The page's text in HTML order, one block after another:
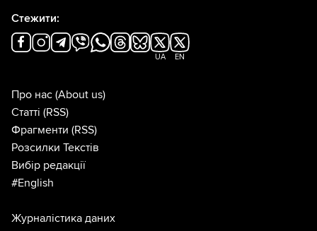
Стежити:
UA EN
Про нас (About us)
Статті (RSS)
Фрагменти (RSS)
Розсилки Текстів
Вибір редакції
#English
Журналістика даних